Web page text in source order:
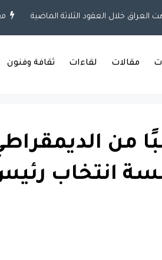
مقالات لقاءات ثقافة وفنون
من
انتخاب